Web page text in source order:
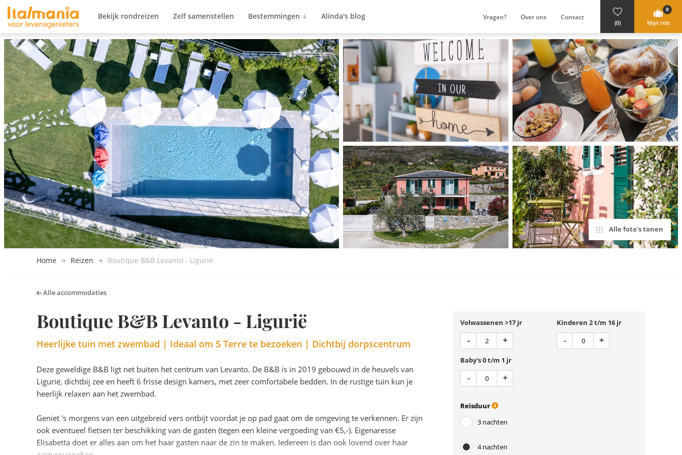
Ga naar content
Bekijk rondreizen Zelf samenstellen Bestemmingen Alinda's blog Vragen? Over ons Contact
(0)
0
Mijn reis
Alle foto's tonen
Home Reizen Boutique B&B Levanto - Ligurië
Alle accommodaties
Boutique B&B Levanto - Ligurië
Heerlijke tuin met zwembad | Ideaal om 5 Terre te bezoeken | Dichtbij dorpscentrum
Deze geweldige B&B ligt net buiten het centrum van Levanto. De B&B is in 2019 gebouwd in de heuvels van
Ligurië, dichtbij zee en heeft 6 frisse design kamers, met zeer comfortabele bedden. In de rustige tuin kun je
heerlijk relaxen aan het zwembad.
Geniet 's morgens van een uitgebreid vers ontbijt voordat je op pad gaat om de omgeving te verkennen. Er zijn
ook eventueel fietsen ter beschikking van de gasten (tegen een kleine vergoeding van €5,-). Eigenaresse
Elisabetta doet er alles aan om het haar gasten naar de zin te maken. Iedereen is dan ook lovend over haar
Volwassenen >17 jr
-Min 1 +Plus 1
Kinderen 2 t/m 16 jr
-Min 1 +Plus 1
Baby's 0 t/m 1 jr
-Min 1 +Plus 1
Reisduur
3 nachten
4 nachten